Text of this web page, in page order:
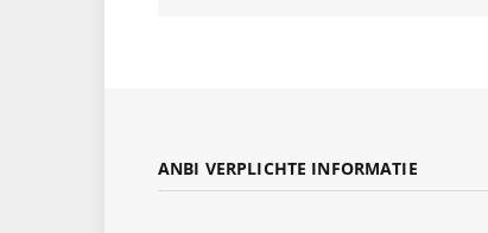
ANBI VERPLICHTE INFORMATIE